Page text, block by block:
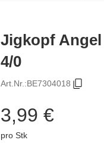
Jigkopf Angel
4/0
Art.Nr.:BE7304018
3,99 €
pro Stk